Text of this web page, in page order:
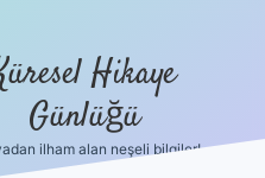
Hikaye
Günlüğü
ilham alan neşeli bilgiler!